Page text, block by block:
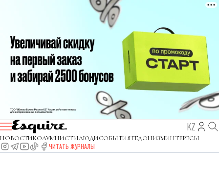
KZ
НОВОСТИКОЛУМНИСТЫЛЮДИСОБЫТИЯГЕДОНИЗМИНТЕРЕСЫ
ЧИТАТЬ ЖУРНАЛЫ